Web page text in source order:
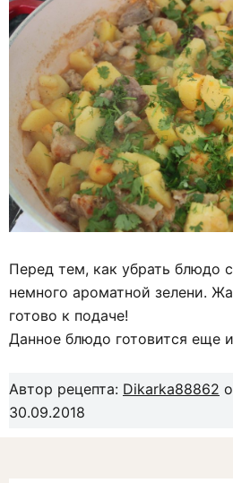
Перед тем, как убрать блюдо
немного ароматной зелени.
готово к подаче!
Данное блюдо готовится еще
Автор рецепта: Dikarka88862
30.09.2018